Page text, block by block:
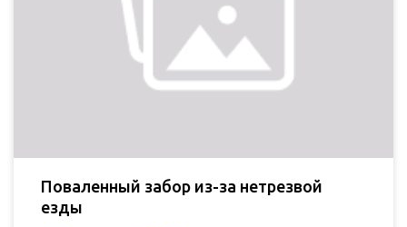
Поваленный забор из-за нетрезвой
езды